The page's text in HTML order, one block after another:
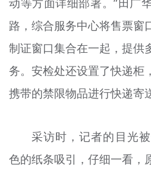
动等方面详细部署。”田广
路，综合服务中心将售票窗
制证窗口集合在一起，提供
务。安检处还设置了快递柜
携带的禁限物品进行快递寄
采访时，记者的目光
色的纸条吸引，仔细一看，